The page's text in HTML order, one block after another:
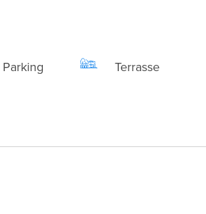
Parking
Terrasse